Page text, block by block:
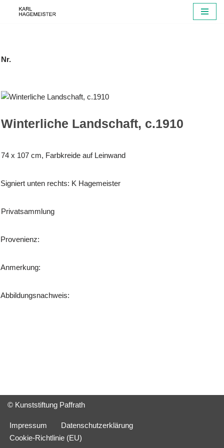
Nr.
Winterliche Landschaft, c.1910
74 x 107 cm, Farbkreide auf Leinwand
Signiert unten rechts: K Hagemeister
Privatsammlung
Provenienz:
Anmerkung:
Abbildungsnachweis:
© Kunststiftung Paffrath
Impressum
Datenschutzerklärung
Cookie-Richtlinie (EU)